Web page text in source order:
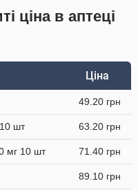
ціна в аптеці
Ціна
49.20 грн
шт 63.20 грн
мг 10 шт 71.40 грн
89.10 грн